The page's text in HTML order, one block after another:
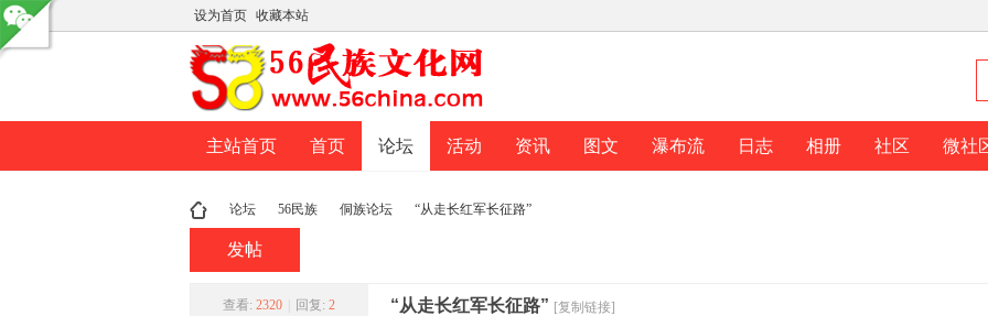
设为首页 收藏本站
主站首页 首页 论坛 活动 资讯 图文 瀑布流 日志 相册 社区 微社
论坛
›
56民族
›
侗族论坛
›
“从走长红军长征路”
发帖
查看: 2320 回复: 2 “从走长红军长征路” [复制链接]